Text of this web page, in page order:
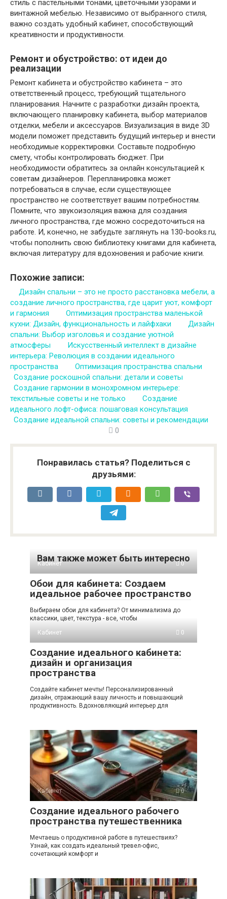
стиль с пастельными тонами, цветочными узорами и
винтажной мебелью. Независимо от выбранного стиля,
важно создать удобный кабинет, способствующий
креативности и продуктивности.
Ремонт и обустройство: от идеи до
реализации
Ремонт кабинета и обустройство кабинета – это
ответственный процесс, требующий тщательного
планирования. Начните с разработки дизайн проекта,
включающего планировку кабинета, выбор материалов
отделки, мебели и аксессуаров. Визуализация в виде 3D
модели поможет представить будущий интерьер и внести
необходимые корректировки. Составьте подробную
смету, чтобы контролировать бюджет. При
необходимости обратитесь за онлайн консультацией к
советам дизайнеров. Перепланировка может
потребоваться в случае, если существующее
пространство не соответствует вашим потребностям.
Помните, что звукоизоляция важна для создания
личного пространства, где можно сосредоточиться на
работе. И, конечно, не забудьте заглянуть на 130-books.ru,
чтобы пополнить свою библиотеку книгами для кабинета,
включая литературу для вдохновения и рабочие книги.
Похожие записи:
Дизайн спальни – это не просто расстановка мебели, а
создание личного пространства, где царит уют, комфорт
и гармония
Оптимизация пространства маленькой
кухни: Дизайн, функциональность и лайфхаки
Дизайн
спальни: Выбор изголовья и создание уютной
атмосферы
Искусственный интеллект в дизайне
интерьера: Революция в создании идеального
пространства
Оптимизация пространства спальни
Создание роскошной спальни: детали и советы
Создание гармонии в монохромном интерьере:
текстильные советы и не только
Создание
идеального лофт-офиса: пошаговая консультация
Создание идеальной спальни: советы и рекомендации
0
Понравилась статья? Поделиться с
друзьями:
Вам также может быть интересно
Кабинет 0
Обои для кабинета: Создаем
идеальное рабочее пространство
Выбираем обои для кабинета? От минимализма до
классики, цвет, текстура - все, чтобы
Кабинет
0
Создание идеального кабинета:
дизайн и организация
пространства
Создайте кабинет мечты! Персонализированный
дизайн, отражающий вашу личность и повышающий
продуктивность. Вдохновляющий интерьер для
Кабинет 0
Создание идеального рабочего
пространства путешественника
Мечтаешь о продуктивной работе в путешествиях?
Узнай, как создать идеальный тревел-офис,
сочетающий комфорт и